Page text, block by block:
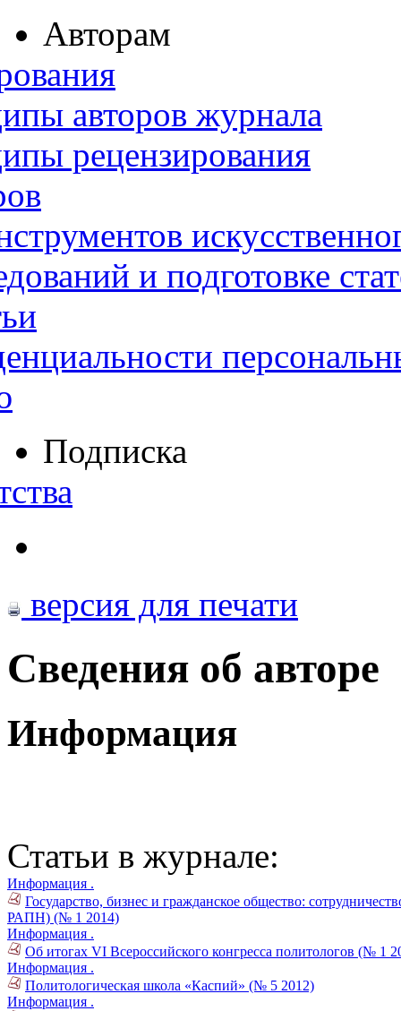
Авторам
авторов журнала
рецензирования
и подготовке
Подписка
версия для печати
Сведения об авторе
Информация
Статьи в журнале:
Информация .
Государство, бизнес и гражданское общество:
РАПН) (№ 1 2014)
Информация .
Об итогах VI Всероссийского конгресса политологов (№ 1
Информация .
Политологическая школа «Каспий» (№ 5 2012)
Информация .